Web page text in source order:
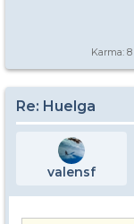
Karma: 8
Re: Huelga
valensf